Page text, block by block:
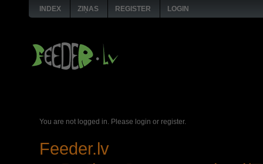
INDEX ZIŅAS REGISTER LOGIN
You are not logged in. Please login or register.
Feeder.lv